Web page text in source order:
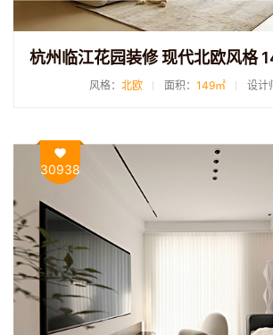
杭州临江花园装修 现代北欧风格
风格： 北欧 面积： 149㎡ 设计
30938